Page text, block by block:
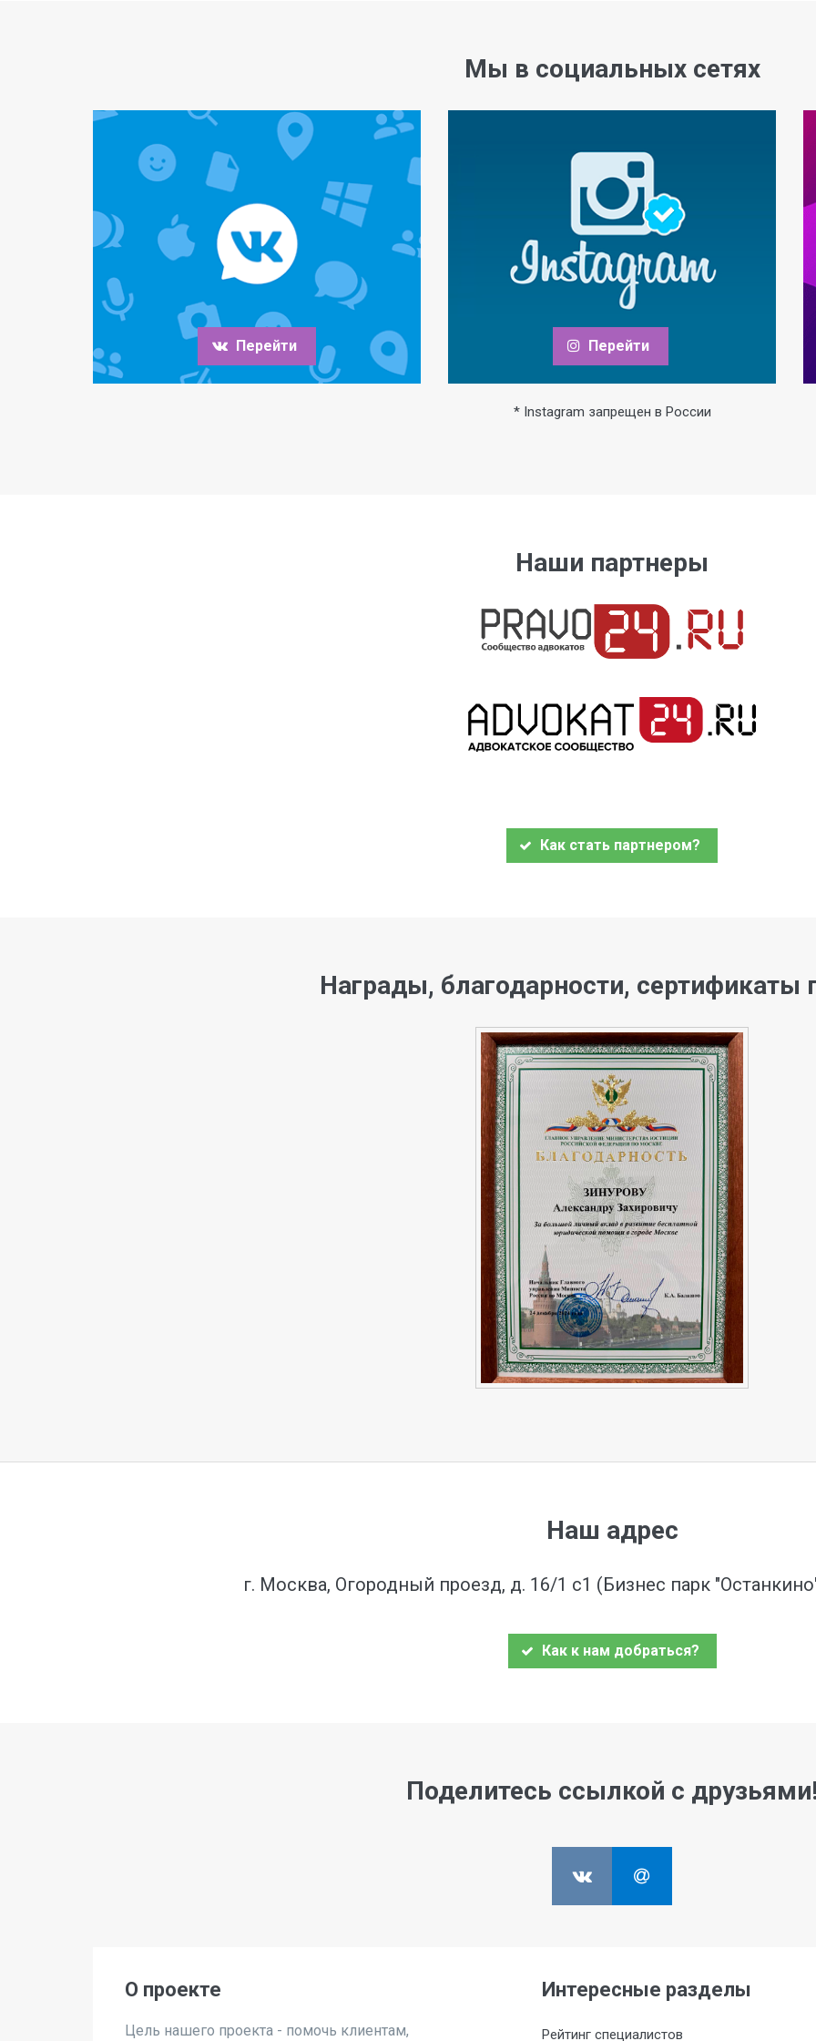
Мы в социальных сетях
Перейти Перейти
* Instagram запрещен в России
Наши партнеры
Как стать партнером?
Награды, благодарности, сертификаты
Наш адрес
г. Москва, Огородный проезд, д. 16/1 с1 (Бизнес парк
Как к нам добраться?
Поделитесь ссылкой с друзьями!
О проекте
Цель нашего проекта - помочь клиентам,
Интересные разделы
Рейтинг специалистов